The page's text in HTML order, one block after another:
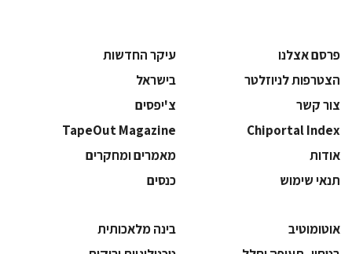
פרסם אצלנו
עיקר החדשות
הצטרפות לניוזלטר
בישראל
צור קשר
צ'יפסים
Chiportal Index
TapeOut Magazine
אודות
מאמרים ומחקרים
תנאי שימוש
כנסים
אוטומוטיב
בינה מלאכותית